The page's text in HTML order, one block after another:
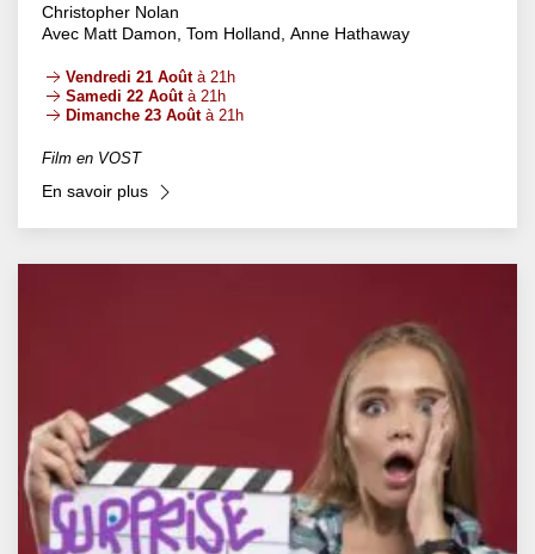
Christopher Nolan
Avec Matt Damon, Tom Holland, Anne Hathaway
Vendredi 21 Aoûtà 21h
Samedi 22 Aoûtà 21h
Dimanche 23 Aoûtà 21h
Film en VOST
En savoir plus